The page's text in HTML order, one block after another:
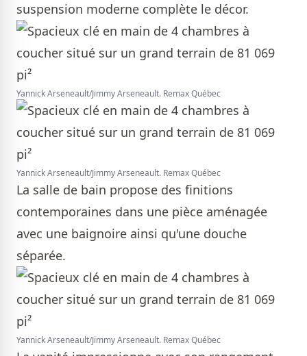
suspension moderne complète le décor.
Yannick Arseneault/Jimmy Arseneault. Remax Québec
Yannick Arseneault/Jimmy Arseneault. Remax Québec
La salle de bain propose des finitions
contemporaines dans une pièce aménagée
avec une baignoire ainsi qu'une douche
séparée.
Yannick Arseneault/Jimmy Arseneault. Remax Québec